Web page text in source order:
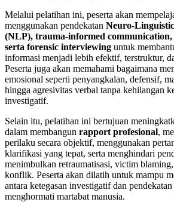
Melalui pelatihan ini, peserta akan
menggunakan pendekatan Neuro-
(NLP), trauma-informed communication,
serta forensic interviewing untuk
informasi menjadi lebih efektif, terstruktur,
Peserta juga akan memahami bagaimana
emosional seperti penyangkalan, defensif,
hingga agresivitas verbal tanpa kehilangan
investigatif.
Selain itu, pelatihan ini bertujuan
dalam membangun rapport profesional,
perilaku secara objektif, menggunakan
klarifikasi yang tepat, serta menghindari
menimbulkan retraumatisasi, victim
konflik. Peserta akan dilatih untuk mampu
antara ketegasan investigatif dan
menghormati martabat manusia.